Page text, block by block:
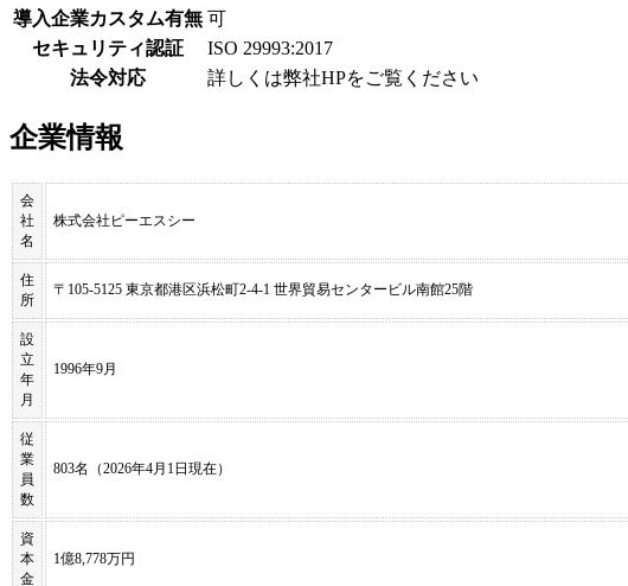
導入企業カスタム有無 可
セキュリティ認証
ISO 29993:2017
法令対応
詳しくは弊社HPをご覧ください
企業情報
会
社
名
株式会社ピーエスシー
住
所
〒105-5125 東京都港区浜松町2-4-1 世界貿易センタービル南館25階
設
立
年
月
1996年9月
従
業
員
数
803名（2026年4月1日現在）
資
本
金
1億8,778万円